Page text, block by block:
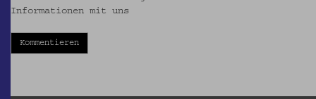
Informationen mit uns
Kommentieren